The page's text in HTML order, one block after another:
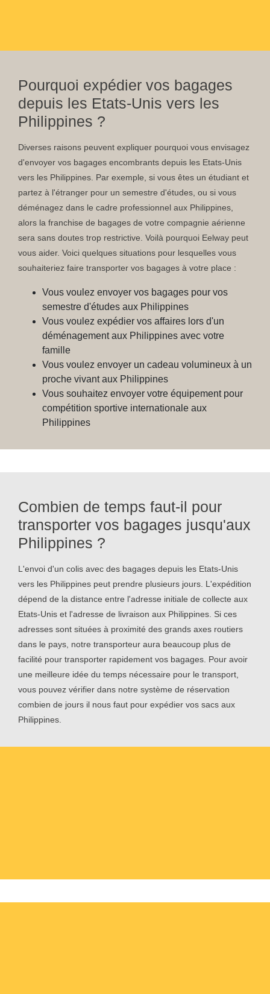
Pourquoi expédier vos bagages
depuis les Etats-Unis vers les
Philippines ?
Diverses raisons peuvent expliquer pourquoi vous envisagez
d'envoyer vos bagages encombrants depuis les Etats-Unis
vers les Philippines. Par exemple, si vous êtes un étudiant et
partez à l'étranger pour un semestre d'études, ou si vous
déménagez dans le cadre professionnel aux Philippines,
alors la franchise de bagages de votre compagnie aérienne
sera sans doutes trop restrictive. Voilà pourquoi Eelway peut
vous aider. Voici quelques situations pour lesquelles vous
souhaiteriez faire transporter vos bagages à votre place :
Vous voulez envoyer vos bagages pour vos
semestre d'études aux Philippines
Vous voulez expédier vos affaires lors d'un
déménagement aux Philippines avec votre
famille
Vous voulez envoyer un cadeau volumineux à un
proche vivant aux Philippines
Vous souhaitez envoyer votre équipement pour
compétition sportive internationale aux
Philippines
Combien de temps faut-il pour
transporter vos bagages jusqu'aux
Philippines ?
L'envoi d'un colis avec des bagages depuis les Etats-Unis
vers les Philippines peut prendre plusieurs jours. L'expédition
dépend de la distance entre l'adresse initiale de collecte aux
Etats-Unis et l'adresse de livraison aux Philippines. Si ces
adresses sont situées à proximité des grands axes routiers
dans le pays, notre transporteur aura beaucoup plus de
facilité pour transporter rapidement vos bagages. Pour avoir
une meilleure idée du temps nécessaire pour le transport,
vous pouvez vérifier dans notre système de réservation
combien de jours il nous faut pour expédier vos sacs aux
Philippines.